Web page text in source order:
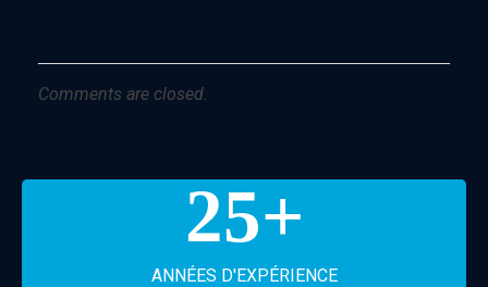
Comments are closed.
25+
ANNÉES D'EXPÉRIENCE